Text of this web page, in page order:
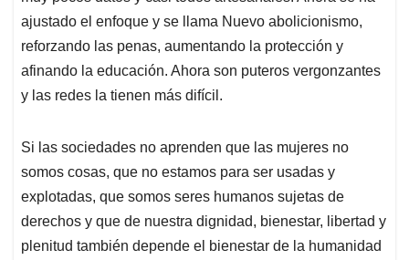
ajustado el enfoque y se llama Nuevo abolicionismo,
reforzando las penas, aumentando la protección y
afinando la educación. Ahora son puteros vergonzantes
y las redes la tienen más difícil.
Si las sociedades no aprenden que las mujeres no
somos cosas, que no estamos para ser usadas y
explotadas, que somos seres humanos sujetas de
derechos y que de nuestra dignidad, bienestar, libertad y
plenitud también depende el bienestar de la humanidad